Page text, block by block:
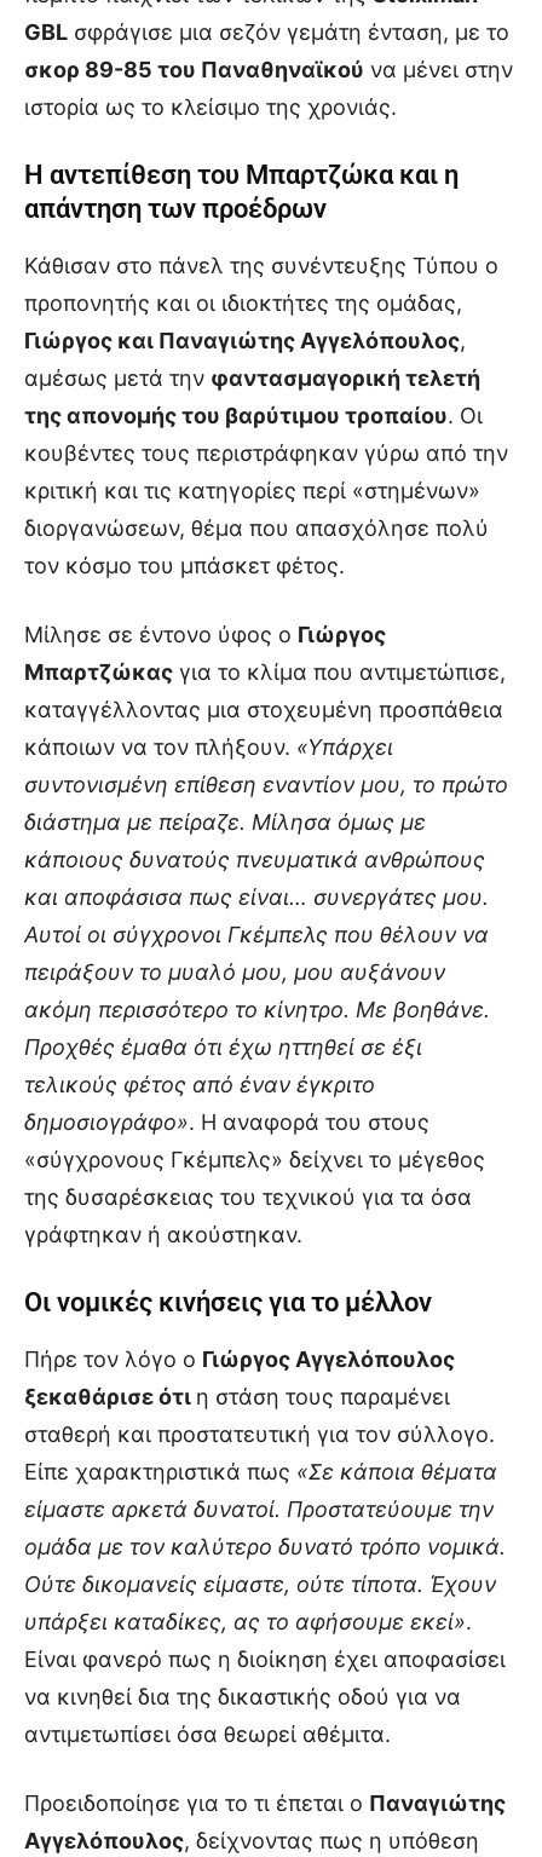
GBL σφράγισε μια σεζόν γεμάτη ένταση, με το
σκορ 89-85 του Παναθηναϊκού να μένει στην
ιστορία ως το κλείσιμο της χρονιάς.
Η αντεπίθεση του Μπαρτζώκα και η
απάντηση των προέδρων
Κάθισαν στο πάνελ της συνέντευξης Τύπου ο
προπονητής και οι ιδιοκτήτες της ομάδας,
Γιώργος και Παναγιώτης Αγγελόπουλος,
αμέσως μετά την φαντασμαγορική τελετή
της απονομής του βαρύτιμου τροπαίου. Οι
κουβέντες τους περιστράφηκαν γύρω από την
κριτική και τις κατηγορίες περί «στημένων»
διοργανώσεων, θέμα που απασχόλησε πολύ
τον κόσμο του μπάσκετ φέτος.
Μίλησε σε έντονο ύφος ο Γιώργος
Μπαρτζώκας για το κλίμα που αντιμετώπισε,
καταγγέλλοντας μια στοχευμένη προσπάθεια
κάποιων να τον πλήξουν. «Υπάρχει
συντονισμένη επίθεση εναντίον μου, το πρώτο
διάστημα με πείραζε. Μίλησα όμως με
κάποιους δυνατούς πνευματικά ανθρώπους
και αποφάσισα πως είναι… συνεργάτες μου.
Αυτοί οι σύγχρονοι Γκέμπελς που θέλουν να
πειράξουν το μυαλό μου, μου αυξάνουν
ακόμη περισσότερο το κίνητρο. Με βοηθάνε.
Προχθές έμαθα ότι έχω ηττηθεί σε έξι
τελικούς φέτος από έναν έγκριτο
δημοσιογράφο». Η αναφορά του στους
«σύγχρονους Γκέμπελς» δείχνει το μέγεθος
της δυσαρέσκειας του τεχνικού για τα όσα
γράφτηκαν ή ακούστηκαν.
Οι νομικές κινήσεις για το μέλλον
Πήρε τον λόγο ο Γιώργος Αγγελόπουλος
ξεκαθάρισε ότι η στάση τους παραμένει
σταθερή και προστατευτική για τον σύλλογο.
Είπε χαρακτηριστικά πως «Σε κάποια θέματα
είμαστε αρκετά δυνατοί. Προστατεύουμε την
ομάδα με τον καλύτερο δυνατό τρόπο νομικά.
Ούτε δικομανείς είμαστε, ούτε τίποτα. Έχουν
υπάρξει καταδίκες, ας το αφήσουμε εκεί».
Είναι φανερό πως η διοίκηση έχει αποφασίσει
να κινηθεί δια της δικαστικής οδού για να
αντιμετωπίσει όσα θεωρεί αθέμιτα.
Προειδοποίησε για το τι έπεται ο Παναγιώτης
Αγγελόπουλος, δείχνοντας πως η υπόθεση